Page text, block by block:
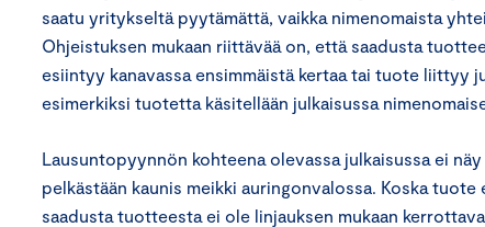
saatu yritykseltä pyytämättä, vaikka nimenomaista
Ohjeistuksen mukaan riittävää on, että saadusta
esiintyy kanavassa ensimmäistä kertaa tai tuote liittyy
esimerkiksi tuotetta käsitellään julkaisussa
Lausuntopyynnön kohteena olevassa julkaisussa ei
pelkästään kaunis meikki auringonvalossa. Koska
saadusta tuotteesta ei ole linjauksen mukaan